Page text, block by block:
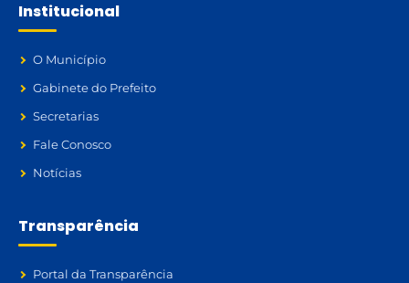
Institucional
O Município
Gabinete do Prefeito
Secretarias
Fale Conosco
Notícias
Transparência
Portal da Transparência